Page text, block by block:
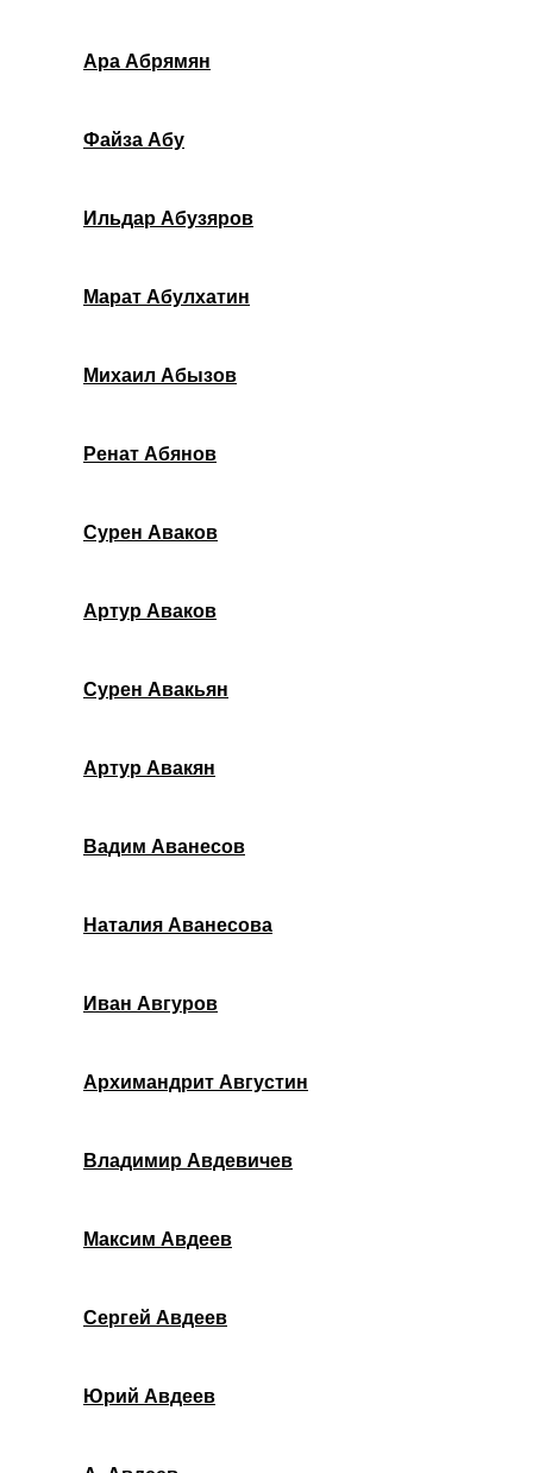
Ара Абрямян
Файза Абу
Ильдар Абузяров
Марат Абулхатин
Михаил Абызов
Ренат Абянов
Сурен Аваков
Артур Аваков
Сурен Авакьян
Артур Авакян
Вадим Аванесов
Наталия Аванесова
Иван Авгуров
Архимандрит Августин
Владимир Авдевичев
Максим Авдеев
Сергей Авдеев
Юрий Авдеев